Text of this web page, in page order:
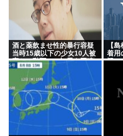
る？
Powered by livedoor 相互RSS
酒と薬飲ませ性的暴行容疑
当時15歳以下の少女10人被
害か、動画770本 男を再逮
捕
【
着用
疑い